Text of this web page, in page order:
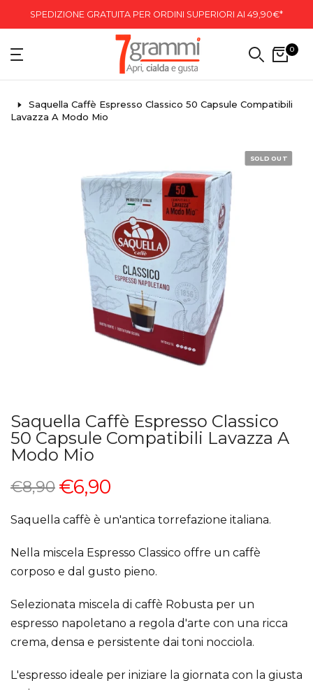
SPEDIZIONE GRATUITA PER ORDINI SUPERIORI AI 49,90€*
0
Saquella Caffè Espresso Classico 50 Capsule Compatibili
Lavazza A Modo Mio
SOLD OUT
Saquella Caffè Espresso Classico
50 Capsule Compatibili Lavazza A
Modo Mio
€8,90 €6,90
Saquella caffè è un'antica torrefazione italiana.
Nella miscela Espresso Classico offre un caffè
corposo e dal gusto pieno.
Selezionata miscela di caffè Robusta per un
espresso napoletano a regola d'arte con una ricca
crema, densa e persistente dai toni nocciola.
L'espresso ideale per iniziare la giornata con la giusta